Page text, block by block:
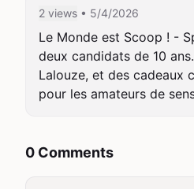
2 views • 5/4/2026
Le Monde est Scoop ! -
deux candidats de 10
Lalouze, et des cadeaux
pour les amateurs de
0 Comments